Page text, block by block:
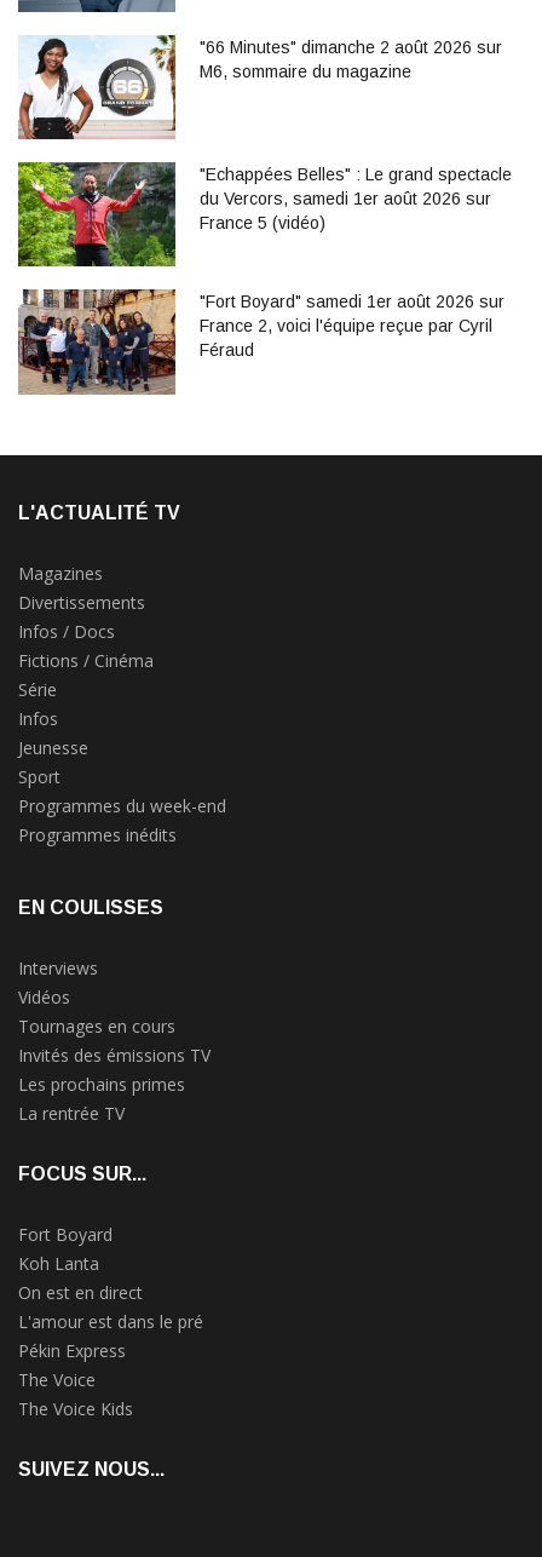
"66 Minutes" dimanche 2 août 2026 sur
M6, sommaire du magazine
"Echappées Belles" : Le grand spectacle
du Vercors, samedi 1er août 2026 sur
France 5 (vidéo)
"Fort Boyard" samedi 1er août 2026 sur
France 2, voici l'équipe reçue par Cyril
Féraud
L'ACTUALITÉ TV
Magazines
Divertissements
Infos / Docs
Fictions / Cinéma
Série
Infos
Jeunesse
Sport
Programmes du week-end
Programmes inédits
EN COULISSES
Interviews
Vidéos
Tournages en cours
Invités des émissions TV
Les prochains primes
La rentrée TV
FOCUS SUR...
Fort Boyard
Koh Lanta
On est en direct
L'amour est dans le pré
Pékin Express
The Voice
The Voice Kids
SUIVEZ NOUS...